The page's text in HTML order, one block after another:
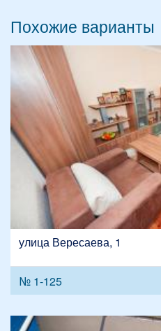
Похожие варианты
улица Вересаева, 1
№ 1-125